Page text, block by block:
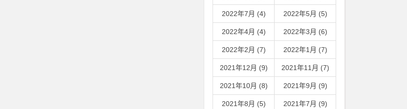
2022年7月 (4) 2022年5月 (5)
2022年4月 (4) 2022年3月 (6)
2022年2月 (7) 2022年1月 (7)
2021年12月 (9) 2021年11月 (7)
2021年10月 (8) 2021年9月 (9)
2021年8月 (5) 2021年7月 (9)